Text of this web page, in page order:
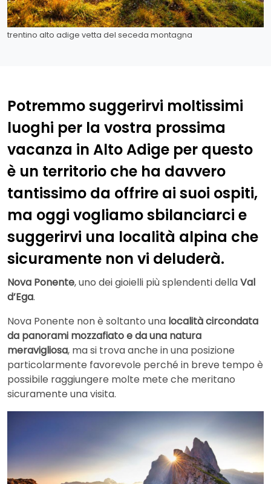
trentino alto adige vetta del seceda montagna
Potremmo suggerirvi moltissimi
luoghi per la vostra prossima
vacanza in Alto Adige per questo
è un territorio che ha davvero
tantissimo da offrire ai suoi ospiti,
ma oggi vogliamo sbilanciarci e
suggerirvi una località alpina che
sicuramente non vi deluderà.
Nova Ponente, uno dei gioielli più splendenti dellaVal
d’Ega.
Nova Ponente non è soltanto una località circondata
da panorami mozzafiato e da una natura
meravigliosa, ma si trova anche in una posizione
particolarmente favorevole perché in breve tempo è
possibile raggiungere molte mete che meritano
sicuramente una visita.